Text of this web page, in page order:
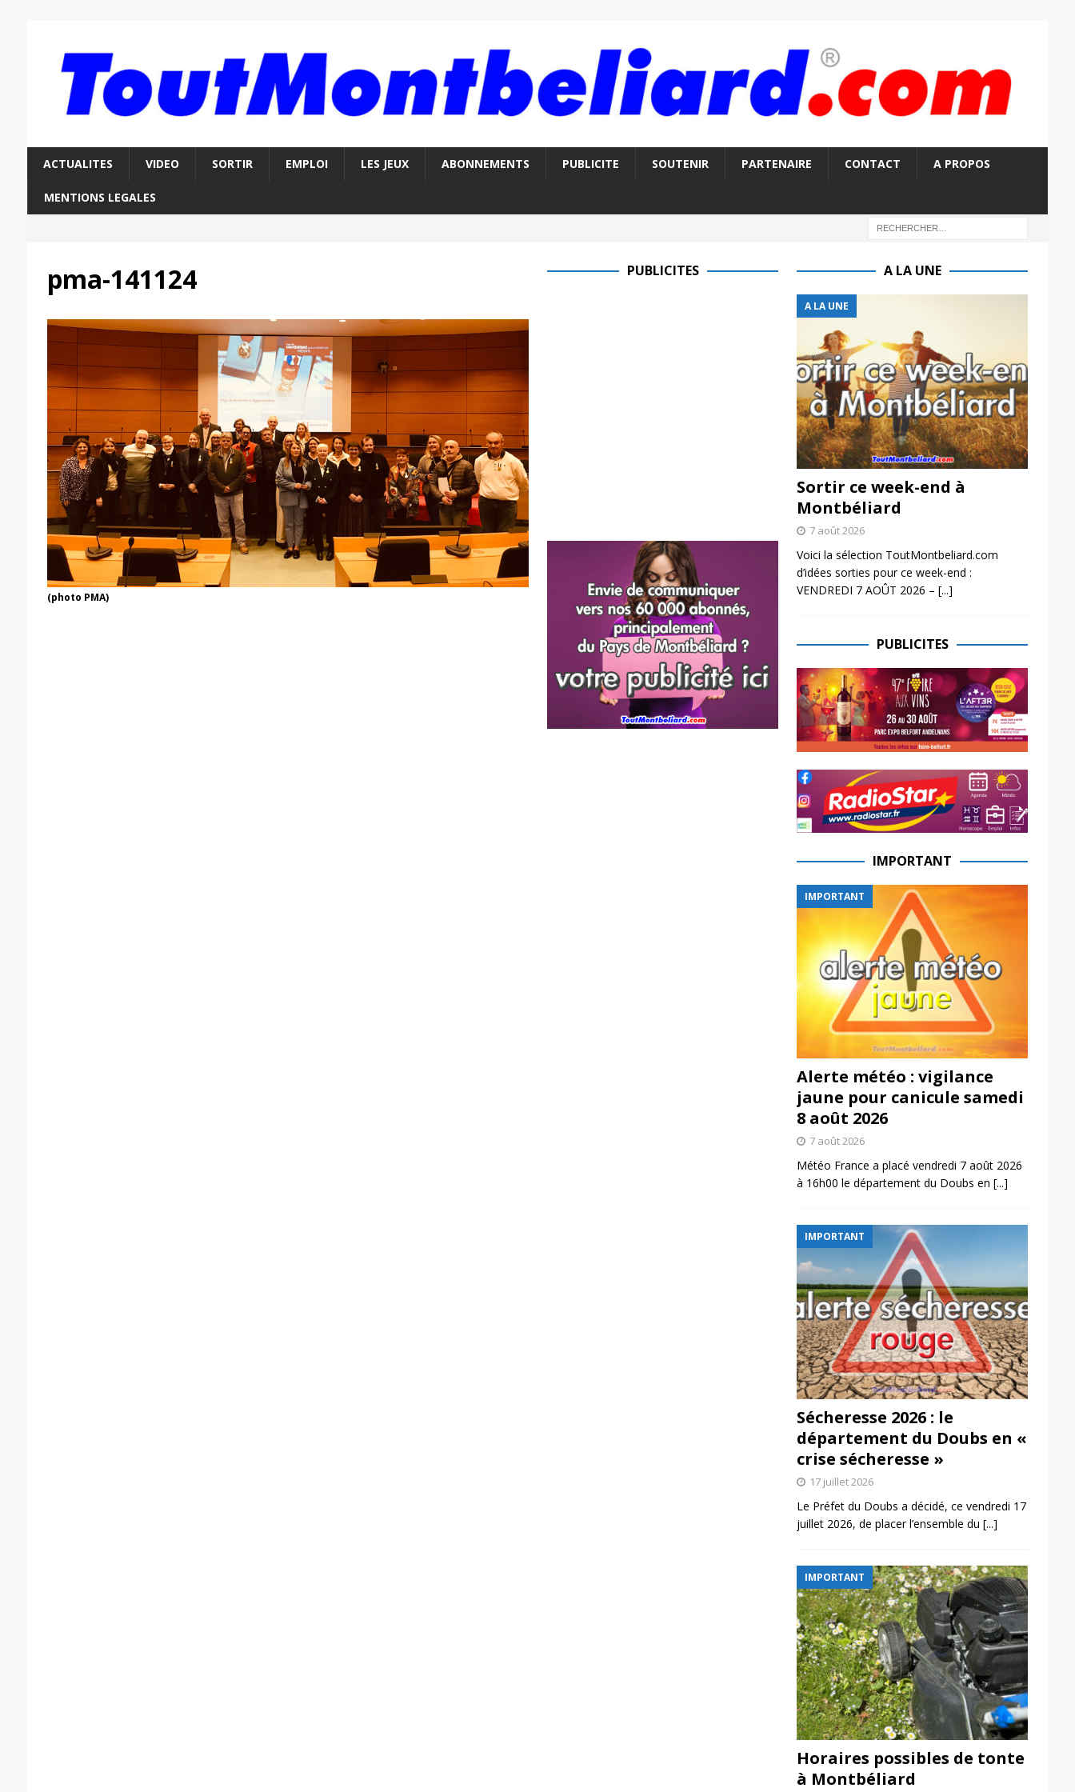
ACTUALITES VIDEO SORTIR EMPLOI LES JEUX ABONNEMENTS PUBLICITE SOUTENIR PARTENAIRE CONTACT A PROPOS
MENTIONS LEGALES
pma-141124
(photo PMA)
PUBLICITES A LA UNE
A LA UNE
Sortir ce week-end à
Montbéliard
7 août 2026
Voici la sélection ToutMontbeliard.com
d’idées sorties pour ce week-end :
VENDREDI 7 AOÛT 2026 – [...]
PUBLICITES
IMPORTANT
IMPORTANT
Alerte météo : vigilance
jaune pour canicule samedi
8 août 2026
7 août 2026
Météo France a placé vendredi 7 août 2026
à 16h00 le département du Doubs en [...]
IMPORTANT
Sécheresse 2026 : le
département du Doubs en «
crise sécheresse »
17 juillet 2026
Le Préfet du Doubs a décidé, ce vendredi 17
juillet 2026, de placer l’ensemble du [...]
IMPORTANT
Horaires possibles de tonte
à Montbéliard